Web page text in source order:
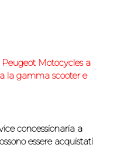
Motocycles a
la gamma scooter e
concessionaria a
essere acquistati